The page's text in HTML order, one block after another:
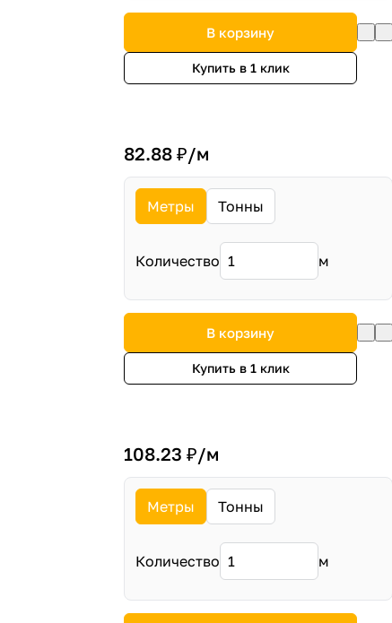
В корзину
Купить в 1 клик
82.88 ₽/м
Метры Тонны
Количество м
В корзину
Купить в 1 клик
108.23 ₽/м
Метры Тонны
Количество м